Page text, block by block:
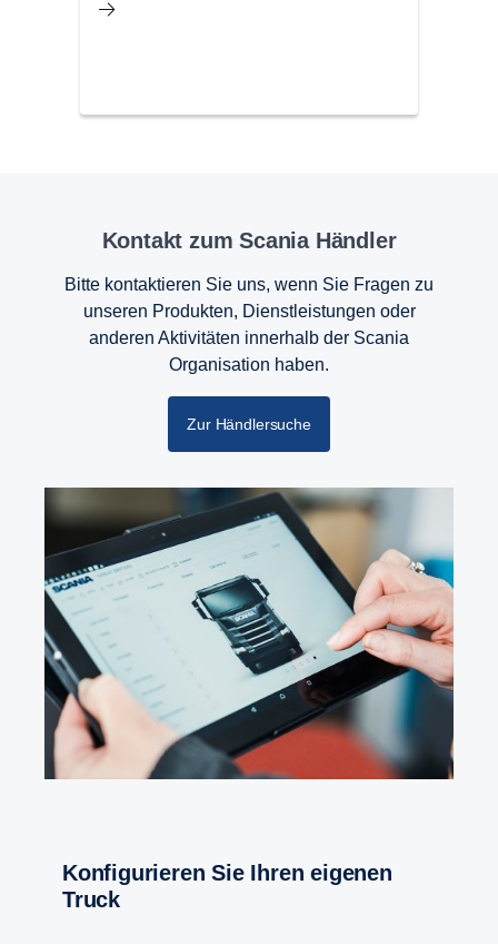
Kontakt zum Scania Händler
Bitte kontaktieren Sie uns, wenn Sie Fragen zu
unseren Produkten, Dienstleistungen oder
anderen Aktivitäten innerhalb der Scania
Organisation haben.
Zur Händlersuche
Konfigurieren Sie Ihren eigenen
Truck